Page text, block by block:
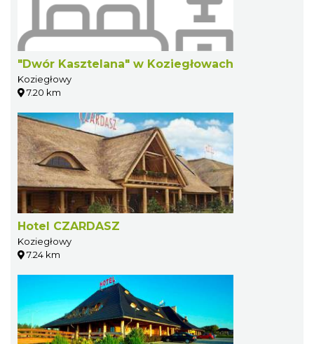
"Dwór Kasztelana" w Koziegłowach
Koziegłowy
7.20 km
Hotel CZARDASZ
Koziegłowy
7.24 km